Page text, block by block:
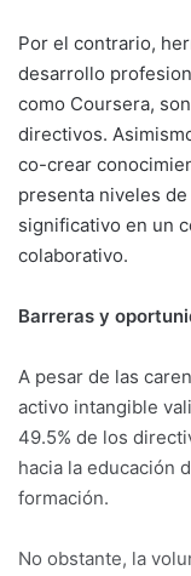
Por el contrario,
desarrollo
como Coursera,
directivos.
co-crear
presenta niveles
significativo en un
colaborativo.
Barreras y
A pesar de las
activo intangible
49.5% de los
hacia la educación
formación.
No obstante, la